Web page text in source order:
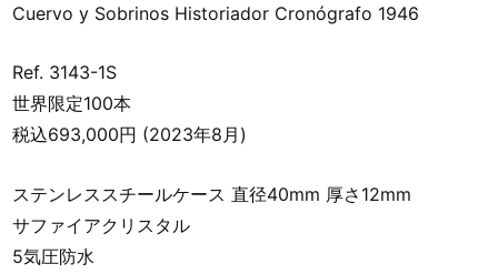
Cuervo y Sobrinos Historiador Cronógrafo 1946
Ref. 3143-1S
世界限定100本
税込693,000円 (2023年8月)
ステンレススチールケース 直径40mm 厚さ12mm
サファイアクリスタル
5気圧防水